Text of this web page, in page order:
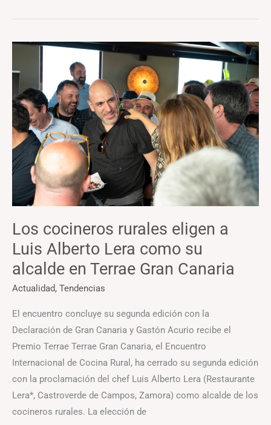
Los cocineros rurales eligen a
Luis Alberto Lera como su
alcalde en Terrae Gran Canaria
Actualidad, Tendencias
El encuentro concluye su segunda edición con la
Declaración de Gran Canaria y Gastón Acurio recibe el
Premio Terrae Terrae Gran Canaria, el Encuentro
Internacional de Cocina Rural, ha cerrado su segunda edición
con la proclamación del chef Luis Alberto Lera (Restaurante
Lera*, Castroverde de Campos, Zamora) como alcalde de los
cocineros rurales. La elección de
eligen
a
Luis
Alberto
Lera
como
su
Terrae
Gran
Canaria